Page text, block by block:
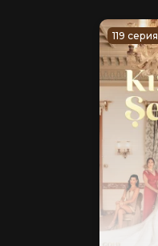
119 серия